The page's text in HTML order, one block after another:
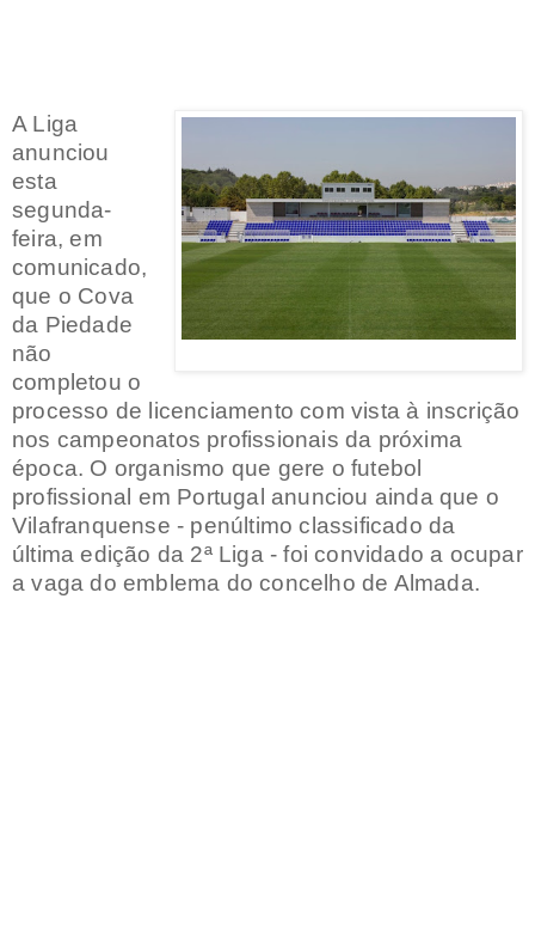
A Liga
anunciou
esta
segunda-
feira, em
comunicado,
que o Cova
da Piedade
não
completou o
processo de licenciamento com vista à inscrição
nos campeonatos profissionais da próxima
época. O organismo que gere o futebol
profissional em Portugal anunciou ainda que o
Vilafranquense - penúltimo classificado da
última edição da 2ª Liga - foi convidado a ocupar
a vaga do emblema do concelho de Almada.